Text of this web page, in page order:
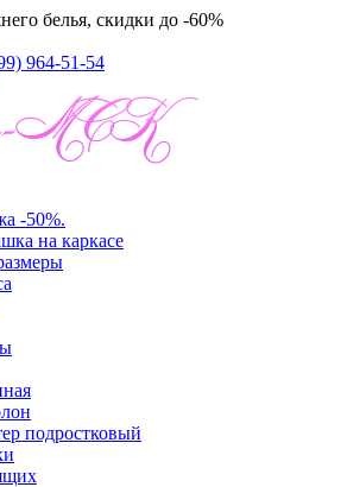
белья, скидки до -60%
964-51-54
-50%.
на каркасе
подростковый